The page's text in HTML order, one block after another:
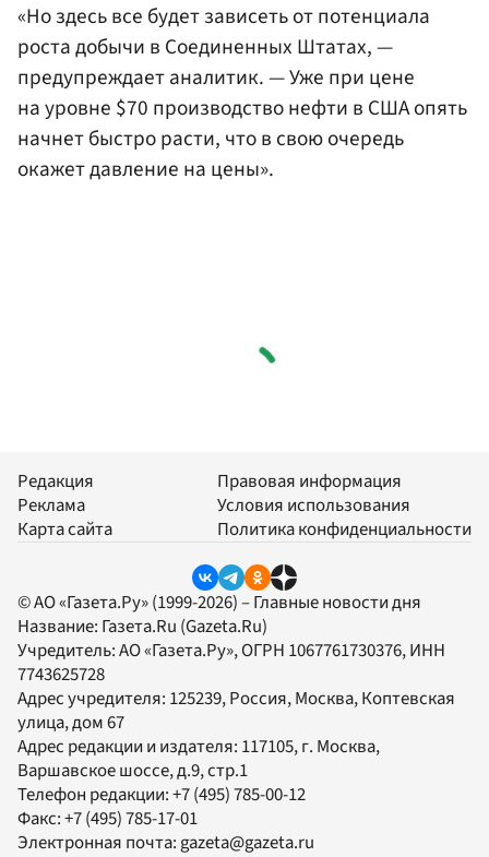
«Но здесь все будет зависеть от потенциала
роста добычи в Соединенных Штатах, —
предупреждает аналитик. — Уже при цене
на уровне $70 производство нефти в США опять
начнет быстро расти, что в свою очередь
окажет давление на цены».
Редакция
Реклама
Карта сайта
Правовая информация
Условия использования
Политика конфиденциальности
© АО «Газета.Ру» (1999-2026) – Главные новости дня
Название: Газета.Ru (Gazeta.Ru)
Учредитель:АО «Газета.Ру», ОГРН 1067761730376, ИНН
7743625728
Адрес учредителя: 125239, Россия, Москва, Коптевская
улица, дом 67
Адрес редакции и издателя: 117105, г. Москва,
Варшавское шоссе, д.9, стр.1
Телефон редакции:+7 (495) 785-00-12
Факс:+7 (495) 785-17-01
Электронная почта: gazeta@gazeta.ru